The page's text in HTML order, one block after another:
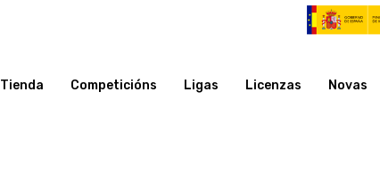
Tienda Competicións Ligas Licenzas Novas